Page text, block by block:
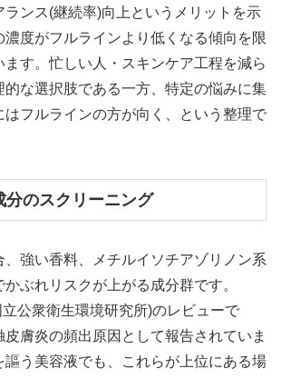
ランス(継続率)向上というメリットを示
濃度がフルラインより低くなる傾向を限
す。忙しい人・スキンケア工程を減ら
的な選択肢である一方、特定の悩みに集
はフルラインの方が向く、という整理で
分のスクリーニング
、強い香料、メチルイソチアゾリノン系
ぶれリスクが上がる成分群です。
公衆衛生環境研究所)のレビューで
皮膚炎の頻出原因として報告されていま
謳う美容液でも、これらが上位にある場